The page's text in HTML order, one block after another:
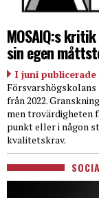
MOSAIQ:s
sin egen
I juni
Försvarshögskolans
från 2022.
men trovärdigheten
punkt eller i någon
kvalitetskrav.